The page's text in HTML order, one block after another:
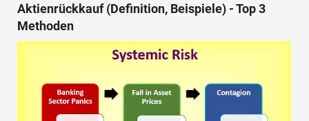
Aktienrückkauf (Definition, Beispiele) - Top 3
Methoden